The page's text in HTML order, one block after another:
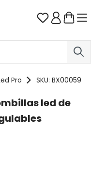
Tienes 0
Pro SKU: BX00059
led de